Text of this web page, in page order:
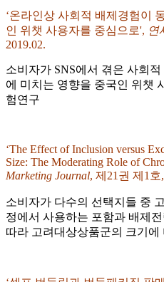
‘온라인상 사회적 배제경험이
인 위챗 사용자를 중심으로', 연
2019.02.
소비자가 SNS에서 겪은 사회
에 미치는 영향을 중국인 위챗
험연구
‘The Effect of Inclusion versus
Size: The Moderating Role of
Marketing Journal, 제21권 제1호
소비자가 다수의 선택지들 중
정에서 사용하는 포함과 배제
따라 고려대상상품군의 크기